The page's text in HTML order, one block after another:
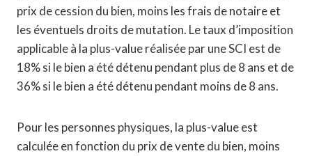
prix de cession du bien, moins les frais de notaire et
les éventuels droits de mutation. Le taux d’imposition
applicable à la plus-value réalisée par une SCI est de
18% si le bien a été détenu pendant plus de 8 ans et de
36% si le bien a été détenu pendant moins de 8 ans.
Pour les personnes physiques, la plus-value est
calculée en fonction du prix de vente du bien, moins